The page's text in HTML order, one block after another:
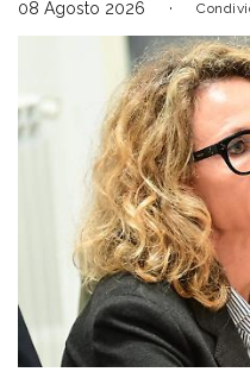
08 Agosto 2026